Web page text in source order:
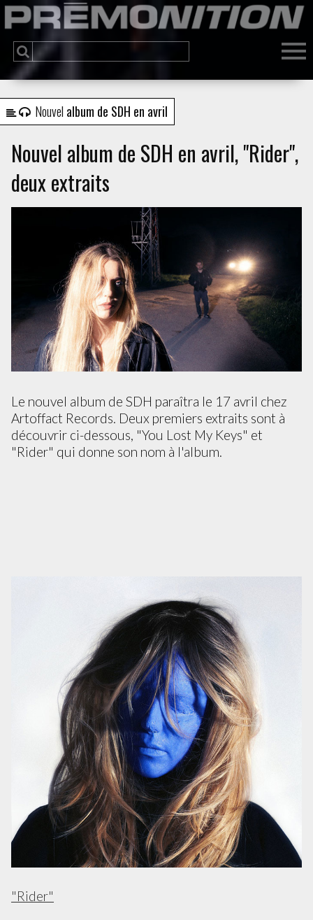
Nouvel album de SDH en avril
Nouvel album de SDH en avril, "Rider",
deux extraits
Le nouvel album de SDH paraîtra le 17 avril chez
Artoffact Records. Deux premiers extraits sont à
découvrir ci-dessous, "You Lost My Keys" et
"Rider" qui donne son nom à l'album.
"Rider"